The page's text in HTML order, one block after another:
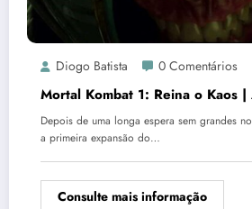
Diogo Batista 0 Comentários
Mortal Kombat 1: Reina o Kaos |
Depois de uma longa espera sem grandes
a primeira expansão do…
Consulte mais informação